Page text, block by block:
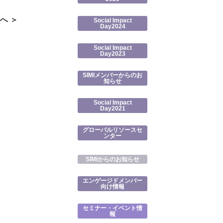
＞
Social Impact
Day2024
Social Impact
Day2023
SIMIメンバーからのお
知らせ
Social Impact
Day2021
グローバルリソースセ
ンター
SIMIからのお知らせ
エンゲージドメンバー
向け情報
セミナー・イベント情
報